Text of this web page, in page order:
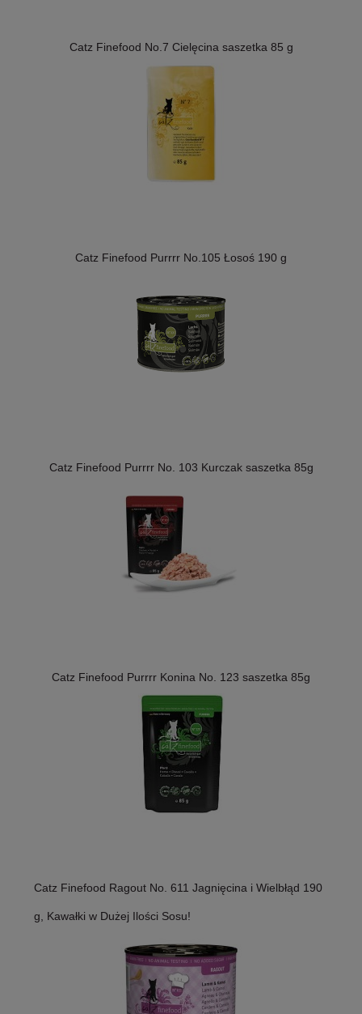
Catz Finefood No.7 Cielęcina saszetka 85 g
Catz Finefood Purrrr No.105 Łosoś 190 g
Catz Finefood Purrrr No. 103 Kurczak saszetka 85g
Catz Finefood Purrrr Konina No. 123 saszetka 85g
Catz Finefood Ragout No. 611 Jagnięcina i Wielbłąd 190
g, Kawałki w Dużej Ilości Sosu!